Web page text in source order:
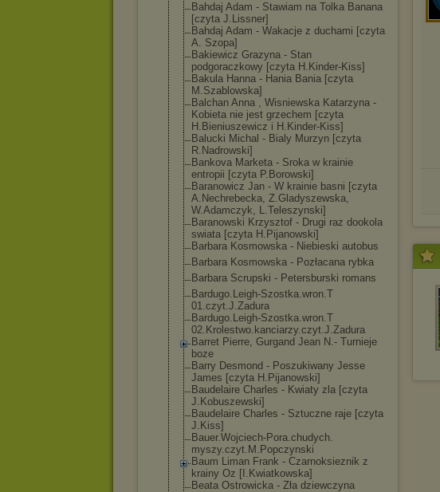
Bahdaj Adam - Stawiam na Tolka Banana
[czyta J.Lissner]
Bahdaj Adam - Wakacje z duchami [czyta
A. Szopa]
Bakiewicz Grazyna - Stan
podgoraczkowy [czyta H.Kinder-Kiss]
Bakula Hanna - Hania Bania [czyta
M.Szablowska]
Balchan Anna , Wisniewska Katarzyna -
Kobieta nie jest grzechem [czyta
H.Bieniuszewicz i H.Kinder-Kiss]
Balucki Michal - Bialy Murzyn [czyta
R.Nadrowski]
Bankova Marketa - Sroka w krainie
entropii [czyta P.Borowski]
Baranowicz Jan - W krainie basni [czyta
A.Nechrebecka, Z.Gladyszewska,
W.Adamczyk, L.Teleszynski]
Baranowski Krzysztof - Drugi raz dookola
swiata [czyta H.Pijanowski]
Barbara Kosmowska - Niebieski autobus
Barbara Kosmowska - Pozłacana rybka
Barbara Scrupski - Petersburski romans
Bardugo.Leigh-Szostka.wron.T
01.czyt.J.Zadura
Bardugo.Leigh-Szostka.wron.T
02.Krolestwo.kanciarzy.czyt.J.Zadura
Barret Pierre, Gurgand Jean N.- Turnieje
boze
Barry Desmond - Poszukiwany Jesse
James [czyta H.Pijanowski]
Baudelaire Charles - Kwiaty zla [czyta
J.Kobuszewski]
Baudelaire Charles - Sztuczne raje [czyta
J.Kiss]
Bauer.Wojciech-Pora.chudych.
myszy.czyt.M.Popczynski
Baum Liman Frank - Czarnoksieznik z
krainy Oz [I.Kwiatkowska]
Beata Ostrowicka - Zła dziewczyna